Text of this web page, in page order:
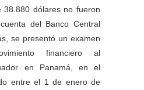
38.880 dólares no fueron
del Banco Central
se presentó un examen
financiero al
en Panamá, en el
entre el 1 de enero de